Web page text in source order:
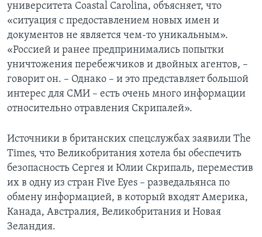
университета Coastal Carolina, объясняет, что
«ситуация с предоставлением новых имен и
документов не является чем-то уникальным».
«Россией и ранее предпринимались попытки
уничтожения перебежчиков и двойных агентов, –
говорит он. – Однако – и это представляет большой
интерес для СМИ – есть очень много информации
относительно отравления Скрипалей».
Источники в британских спецслужбах заявили The
Times, что Великобритания хотела бы обеспечить
безопасность Сергея и Юлии Скрипаль, переместив
их в одну из стран Five Eyes – разведальянса по
обмену информацией, в который входят Америка,
Канада, Австралия, Великобритания и Новая
Зеландия.